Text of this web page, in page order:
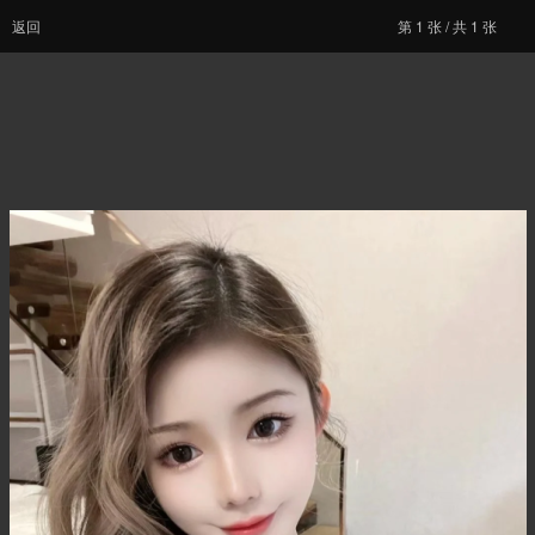
返回 第 1 张 / 共 1 张